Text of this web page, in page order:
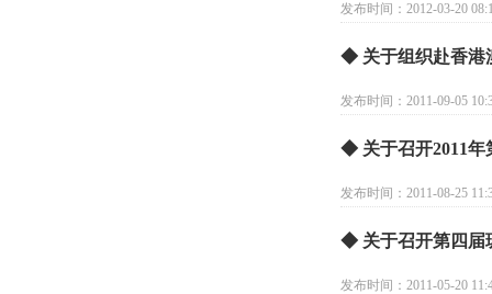
发布时间：2012-03-20
◆ 关于组织赴香港
发布时间：2011-09-05
◆ 关于召开2011年
发布时间：2011-08-25
◆ 关于召开第四届
发布时间：2011-05-20